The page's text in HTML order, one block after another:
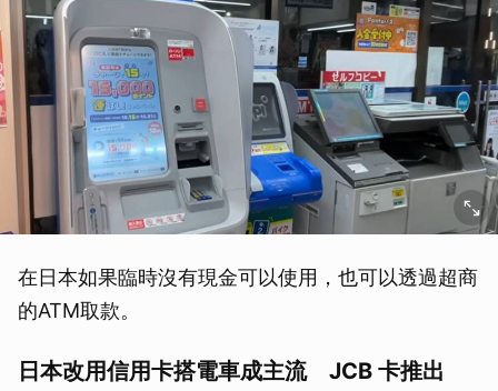
在日本如果臨時沒有現金可以使用，也可以透過超商
的ATM取款。
日本改用信用卡搭電車成主流 JCB 卡推出